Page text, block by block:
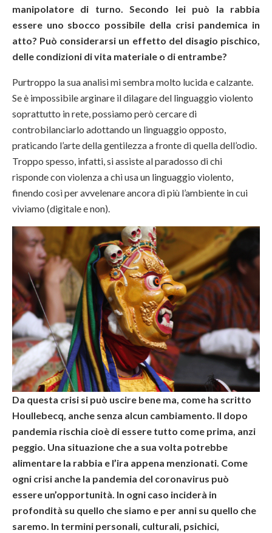
manipolatore di turno. Secondo lei può la rabbia
essere uno sbocco possibile della crisi pandemica in
atto? Può considerarsi un effetto del disagio pischico,
delle condizioni di vita materiale o di entrambe?
Purtroppo la sua analisi mi sembra molto lucida e calzante.
Se è impossibile arginare il dilagare del linguaggio violento
soprattutto in rete, possiamo però cercare di
controbilanciarlo adottando un linguaggio opposto,
praticando l’arte della gentilezza a fronte di quella dell’odio.
Troppo spesso, infatti, si assiste al paradosso di chi
risponde con violenza a chi usa un linguaggio violento,
finendo così per avvelenare ancora di più l’ambiente in cui
viviamo (digitale e non).
Da questa crisi si può uscire bene ma, come ha scritto
Houllebecq, anche senza alcun cambiamento. Il dopo
pandemia rischia cioè di essere tutto come prima, anzi
peggio. Una situazione che a sua volta potrebbe
alimentare la rabbia e l’ira appena menzionati. Come
ogni crisi anche la pandemia del coronavirus può
essere un’opportunità. In ogni caso inciderà in
profondità su quello che siamo e per anni su quello che
saremo. In termini personali, culturali, psichici,